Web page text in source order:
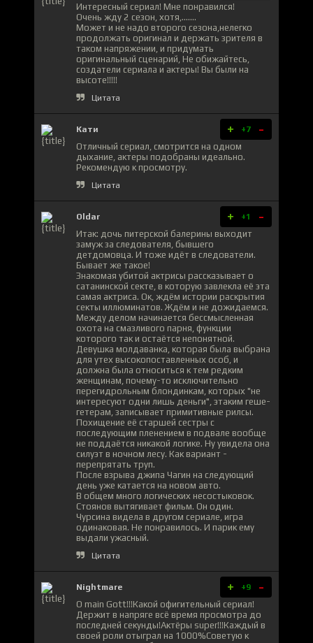
Интересный сериал! Мне понравился!
Очень жду 2 сезон, хотя,.......
Может и не надо второго сезона,нелегко
продолжать оригинал и держать зрителя в
таком напряжении, и придумать
оригинальный сценарий, Не обижайтесь,
создатели сериала и актеры! Вы были на
высоте!!!!!
Цитата
Кати + +7 -
Отличный сериал, смотрится на одном
дыхание, актеры подобраны идеально.
Рекомендую к просмотру.
Цитата
Oldar + +1 -
Итак: дочь питерской балерины выходит
замуж за следователя, бывшего
детдомовца. И тоже идёт в следователи.
Бывает же такое!
Знакомая убитой актрисы рассказывает о
сатанинской секте, в которую завлекла её эта
самая актриса. Ок, ждём истории раскрытия
секты иллюминатов. Ждём и не дожидаемся.
Между делом начинается бессмысленная
охота на смазливого парня, функции
которого так и остаётся непонятной.
Девушка молдаванка, которая была выбрана
для утех высокопоставленных особ, и
должна была относиться к тем редким
женщинам, почему-то исключительно
перегидрольным блондинкам, которых "не
интересуют одни лишь деньги", этаким геше-
гетерам, записывает примитивные рилсы.
Похищение её старшей сестры с
последующим пленением в подвале вообще
не поддаётся никакой логике. Ну увидела она
силуэт в ночном лесу. Как вариант -
перепрятать труп.
После взрыва джипа Чагин на следующий
день уже катается на новом авто.
В общем много логических несостыковок.
Стоянов вытягивает фильм. Он один.
Чурсина видела в другом сериале, игра
одинаковая. Не понравилось. И парик ему
выдали ужасный.
Цитата
Nightmare + +9 -
O main Gott!!!Какой офигительный сериал!
Держит в напряге всё время просмотра до
последней секунды!Актёры super!!!Каждый в
своей роли отыграл на 1000%Советую к